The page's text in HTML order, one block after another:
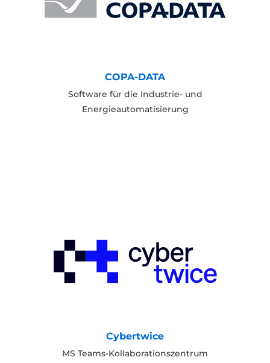
COPA-DATA
Software für die Industrie- und
Energieautomatisierung
Cybertwice
MS Teams-Kollaborationszentrum